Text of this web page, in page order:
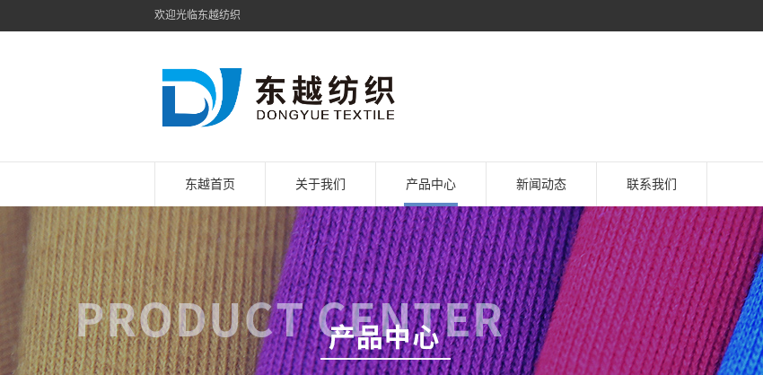
欢迎光临东越纺织
东越首页 关于我们 产品中心 新闻动态 联系我们